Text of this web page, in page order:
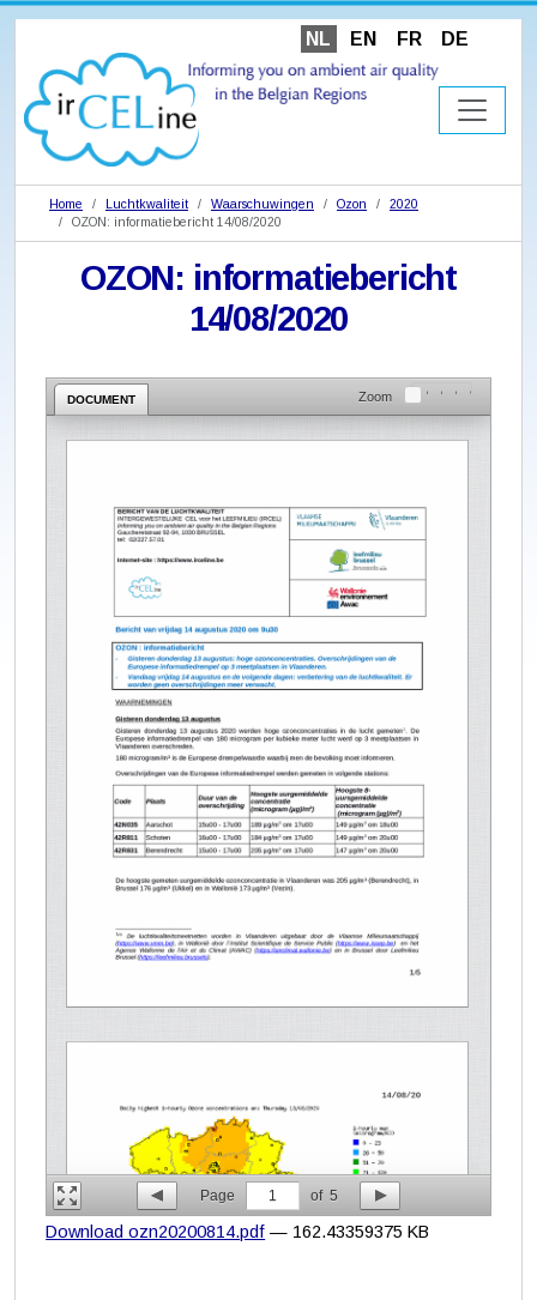
NL EN FR DE
Home Luchtkwaliteit Waarschuwingen Ozon
2020
OZON: informatiebericht 14/08/2020
OZON: informatiebericht
14/08/2020
DOCUMENT Zoom
Page 1 of 5
Download ozn20200814.pdf — 162.43359375 KB